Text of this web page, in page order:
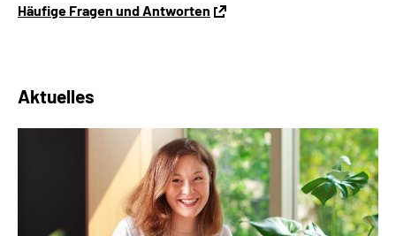
Häufige Fragen und Antworten
Aktuelles